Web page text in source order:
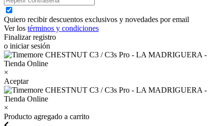
Quiero recibir descuentos exclusivos y novedades por email
Ver los términos y condiciones
Finalizar registro
o iniciar sesión
×
Aceptar
×
Producto agregado a carrito